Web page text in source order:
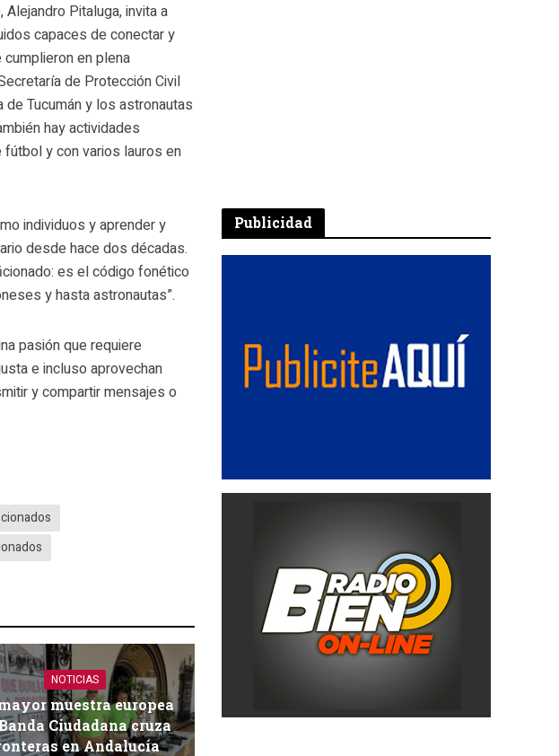
Pitaluga, invita a
capaces de conectar y
en plena
de Protección Civil
Tucumán y los astronautas
hay actividades
y con varios lauros en
individuos y aprender y
desde hace dos décadas.
es el código fonético
y hasta astronautas”.
pasión que requiere
e incluso aprovechan
y compartir mensajes o
NOTICIAS
muestra europea
Ciudadana cruza
en Andalucía
Publicidad